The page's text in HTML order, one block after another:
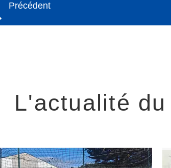
Précédent
L'actualité